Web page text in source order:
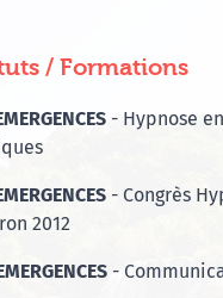
/ Formations
- Hypnose
- Congrès
2012
-